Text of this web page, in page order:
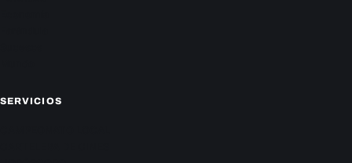
SERVICIOS